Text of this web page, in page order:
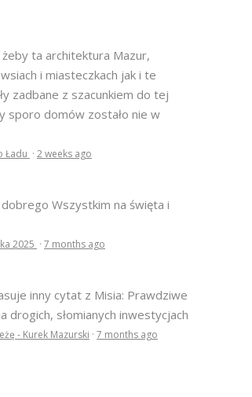
ta architektura Mazur,
i miasteczkach jak i te
zadbane z szacunkiem do tej
sporo domów zostało nie w
Ładu · 2 weeks ago
Wszystkim na święta i
2025 · 7 months ago
inny cytat z Misia: Prawdziwe
drogich, słomianych inwestycjach
- Kurek Mazurski · 7 months ago